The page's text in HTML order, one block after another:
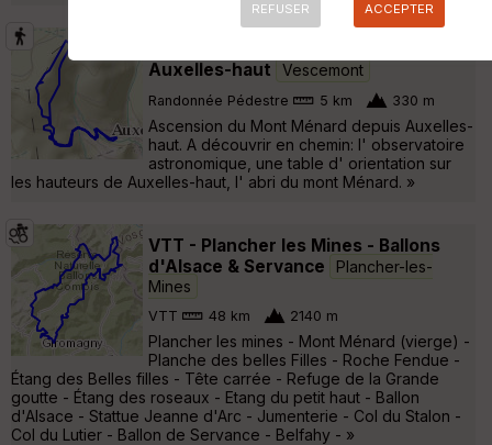
Auxelles-haut
Vescemont
Randonnée Pédestre 5 km 330 m
Ascension du Mont Ménard depuis Auxelles-
haut. A découvrir en chemin: l' observatoire
astronomique, une table d' orientation sur
les hauteurs de Auxelles-haut, l' abri du mont Ménard. »
VTT - Plancher les Mines - Ballons
d'Alsace & Servance
Plancher-les-
Mines
VTT 48 km 2140 m
Plancher les mines - Mont Ménard (vierge) -
Planche des belles Filles - Roche Fendue -
Étang des Belles filles - Tête carrée - Refuge de la Grande
goutte - Étang des roseaux - Etang du petit haut - Ballon
d'Alsace - Stattue Jeanne d'Arc - Jumenterie - Col du Stalon -
Col du Lutier - Ballon de Servance - Belfahy - »
REFUSER ACCEPTER